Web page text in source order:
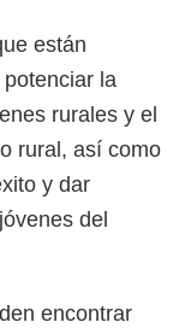
están
la
rurales y el
rural, así como
y dar
del
encontrar